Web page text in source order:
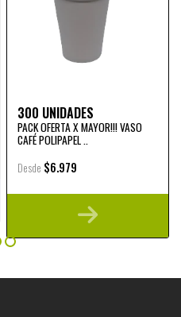
300 UNIDADES
PACK OFERTA X MAYOR!!! VASO
CAFÉ POLIPAPEL ..
Desde $6.979